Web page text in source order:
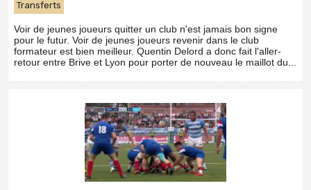
Transferts
Voir de jeunes joueurs quitter un club n'est jamais bon signe
pour le futur. Voir de jeunes joueurs revenir dans le club
formateur est bien meilleur. Quentin Delord a donc fait l'aller-
retour entre Brive et Lyon pour porter de nouveau le maillot du...